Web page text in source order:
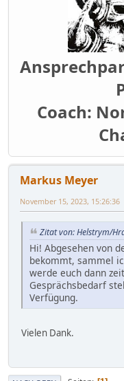
Coach:
Markus Meyer
November 15, 2023, 15:26:36
Zitat von: Helstrym/
Hi! Abgesehen von
bekommt, sammel
werde euch dann
Gesprächsbedarf
Verfügung.
Vielen Dank.